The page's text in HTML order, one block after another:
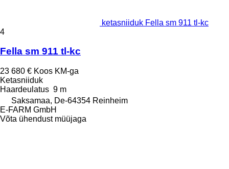
ketasniiduk Fella sm 911 tl-kc
4
Fella sm 911 tl-kc
23 680 € Koos KM-ga
Ketasniiduk
Haardeulatus 9 m
Saksamaa, De-64354 Reinheim
E-FARM GmbH
Võta ühendust müüjaga